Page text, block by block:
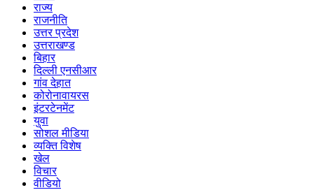
राज्य
राजनीति
उत्तर प्रदेश
उत्तराखण्ड
बिहार
दिल्ली एनसीआर
गांव देहात
कोरोनावायरस
इंटरटेनमेंट
युवा
सोशल मीडिया
व्यक्ति विशेष
खेल
विचार
वीडियो